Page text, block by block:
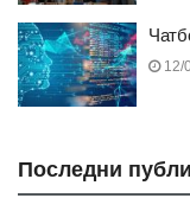
12/
Последни